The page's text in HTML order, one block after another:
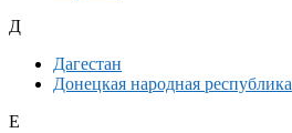
Д
Дагестан
Донецкая народная республика
Е